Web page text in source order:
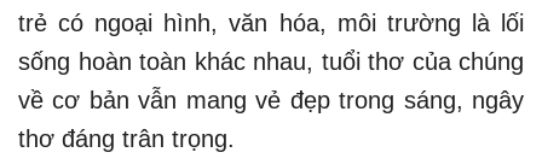
trẻ có ngoại hình, văn hóa, môi trường là lối
sống hoàn toàn khác nhau, tuổi thơ của chúng
về cơ bản vẫn mang vẻ đẹp trong sáng, ngây
thơ đáng trân trọng.